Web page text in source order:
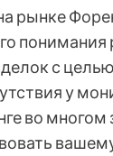
рынке
с
у
во многом